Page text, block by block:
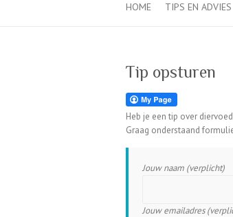
HOME TIPS EN ADVIES
Tip opsturen
Heb je een tip over
Graag onderstaand
Jouw naam (verplicht)
Jouw emailadres